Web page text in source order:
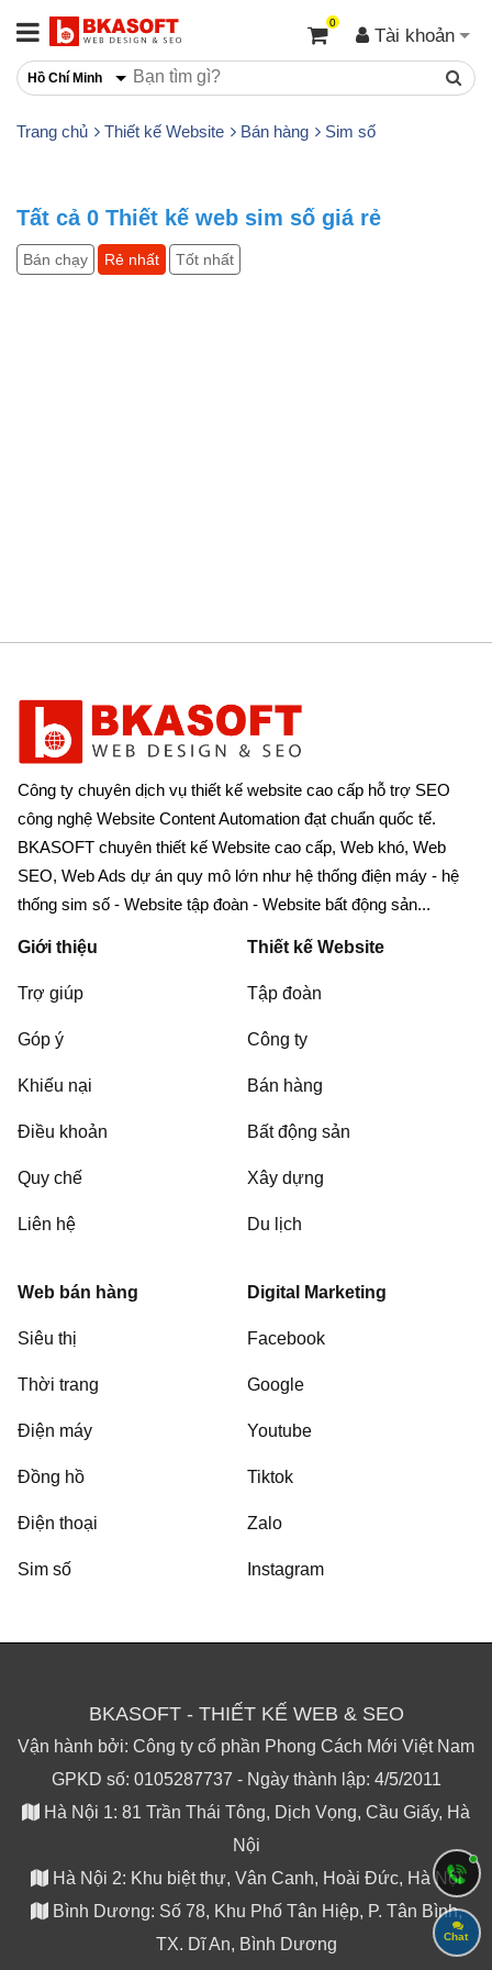
Tài khoản
0
Hồ Chí Minh
Trang chủ Thiết kế Website Bán hàng Sim số
Tất cả 0 Thiết kế web sim số giá rẻ
Bán chạy Rẻ nhất Tốt nhất
Công ty chuyên dịch vụ thiết kế website cao cấp hỗ trợ SEO
công nghệ Website Content Automation đạt chuẩn quốc tế.
BKASOFT chuyên thiết kế Website cao cấp, Web khó, Web
SEO, Web Ads dự án quy mô lớn như hệ thống điện máy - hệ
thống sim số - Website tập đoàn - Website bất động sản...
Giới thiệu
Trợ giúp
Góp ý
Khiếu nại
Điều khoản
Quy chế
Liên hệ
Thiết kế Website
Tập đoàn
Công ty
Bán hàng
Bất động sản
Xây dựng
Du lịch
Web bán hàng
Siêu thị
Thời trang
Điện máy
Đồng hồ
Điện thoại
Sim số
Digital Marketing
Facebook
Google
Youtube
Tiktok
Zalo
Instagram
BKASOFT - THIẾT KẾ WEB & SEO
Vận hành bởi: Công ty cổ phần Phong Cách Mới Việt Nam
GPKD số: 0105287737 - Ngày thành lập: 4/5/2011
Hà Nội 1: 81 Trần Thái Tông, Dịch Vọng, Cầu Giấy, Hà
Nội
Hà Nội 2: Khu biệt thự, Vân Canh, Hoài Đức, Hà Nội
Bình Dương: Số 78, Khu Phố Tân Hiệp, P. Tân Bình,
TX. Dĩ An, Bình Dương
Chat